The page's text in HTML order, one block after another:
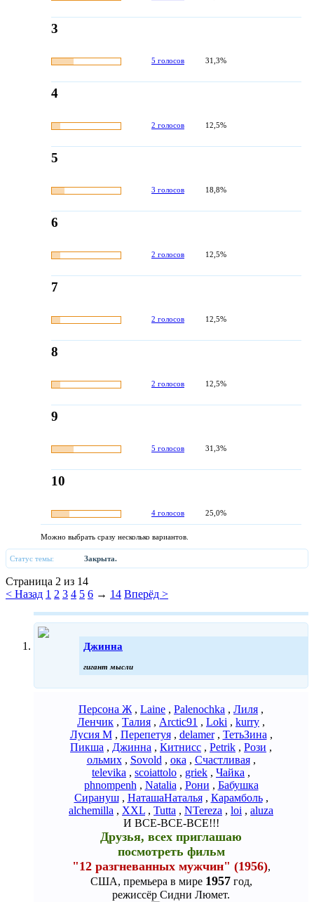
3
5 голосов 31,3%
4
2 голосов 12,5%
5
3 голосов 18,8%
6
2 голосов 12,5%
7
2 голосов 12,5%
8
2 голосов 12,5%
9
5 голосов 31,3%
10
4 голосов 25,0%
Можно выбрать сразу несколько вариантов.
Статус темы: Закрыта.
Страница 2 из 14
< Назад 1 2 3 4 5 6 → 14 Вперёд >
Джинна
гигант мысли
Персона Ж , Laine , Palenochka , Лиля ,
Ленчик , Талия , Arctic91 , Loki , kurry ,
Лусия М, Перепетуя, delamer, ТетьЗина ,
Пикша , Джинна , Китнисс , Petrik , Рози ,
ольмих, Sovold , ока , Cчастливая,
televika , scoiattolo , griek , Чайка ,
phnompenh , Natalia , Рони , Бабушка
Сирануш, НаташаНаталья, Карамболь,
alchemilla , XXL , Tutta , NTereza , loi , aluza
И ВСЕ-ВСЕ-ВСЕ!!!
Друзья, всех приглашаю
посмотреть фильм
"12 разгневанных мужчин" (1956),
США, премьера в мире 1957 год,
режиссёр Сидни Люмет.